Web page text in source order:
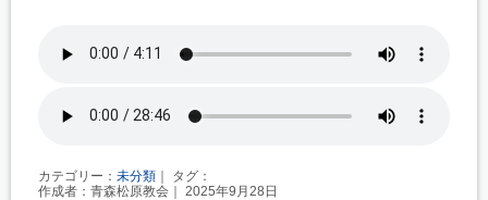
カテゴリー： 未分類 ｜ タグ：
作成者：青森松原教会｜ 2025年9月28日